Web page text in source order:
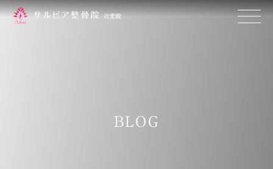
BLOG